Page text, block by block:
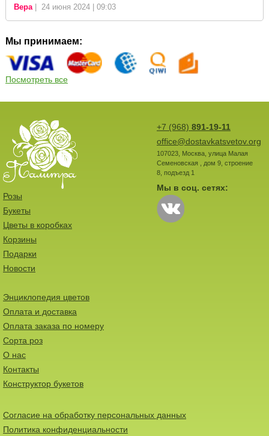
Вера| 24 июня 2024 | 09:03
Мы принимаем:
Посмотреть все
+7 (968) 891-19-11
office@dostavkatsvetov.org
107023, Москва, улица Малая
Семеновская , дом 9, строение
8, подъезд 1
Мы в соц. сетях:
Розы
Букеты
Цветы в коробках
Корзины
Подарки
Новости
Энциклопедия цветов
Оплата и доставка
Оплата заказа по номеру
Сорта роз
О нас
Контакты
Конструктор букетов
Согласие на обработку персональных данных
Политика конфиденциальности